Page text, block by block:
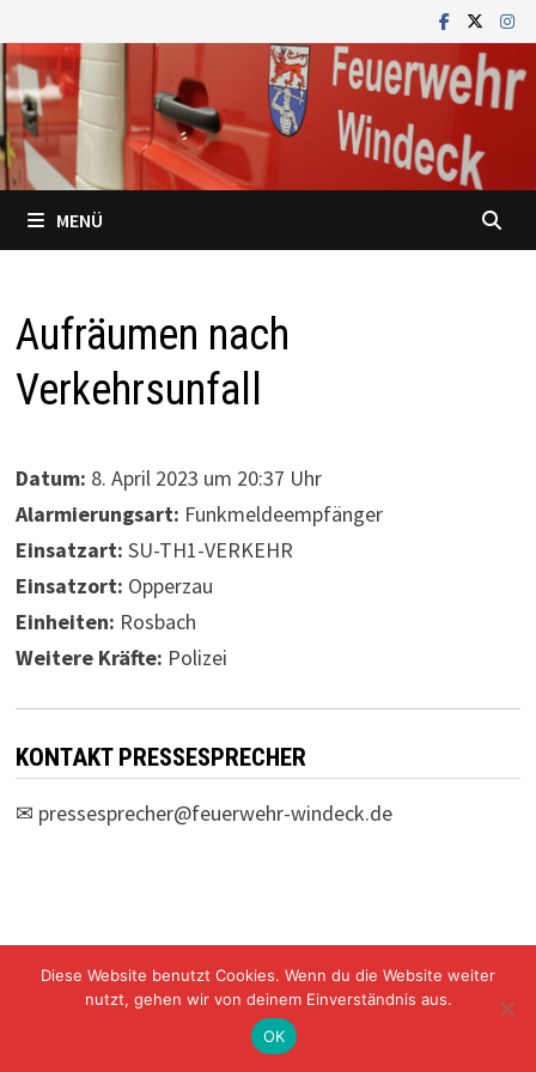
Inhalt
springen
MENÜ
Aufräumen nach
Verkehrsunfall
Datum: 8. April 2023 um 20:37 Uhr
Alarmierungsart: Funkmeldeempfänger
Einsatzart: SU-TH1-VERKEHR
Einsatzort: Opperzau
Einheiten: Rosbach
Weitere Kräfte: Polizei
KONTAKT PRESSESPRECHER
✉ pressesprecher@feuerwehr-windeck.de
Freiwillige Feuerwehr Windeck Mit Stolz präsentiert von
undBam
Diese Website benutzt Cookies. Wenn du die Website weiter
nutzt, gehen wir von deinem Einverständnis aus.
OK